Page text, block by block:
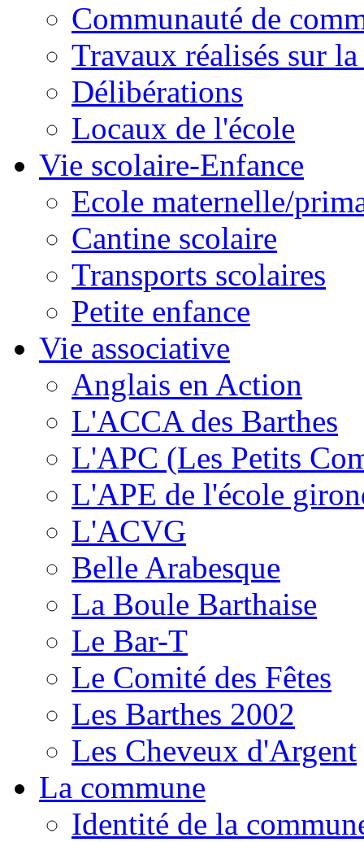
Communauté de
Travaux réalisés sur
Délibérations
Locaux de l'école
Vie scolaire-Enfance
Ecole maternelle/
Cantine scolaire
Transports scolaires
Petite enfance
Vie associative
Anglais en Action
L'ACCA des Barthes
L'APC (Les Petits
L'APE de l'école
L'ACVG
Belle Arabesque
La Boule Barthaise
Le Bar-T
Le Comité des Fêtes
Les Barthes 2002
Les Cheveux d'Argent
La commune
Identité de la